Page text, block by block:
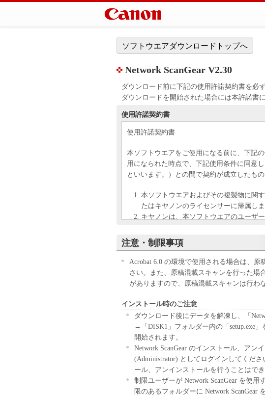
ソフトウエアダウンロードトップへ
Network ScanGear V2.30
ダウンロード前に下記の使用許諾契約書を必
ダウンロードを開始された場合には本許諾書
使用許諾契約書
使用許諾契約書
本ソフトウエアをご使用になる前に、下記
用になられた時点で、下記使用条件に同意
といいます。）との間で契約が成立したも
本ソフトウエアおよびその複製物に関
たはキヤノンのライセンサーに帰属しま
キヤノンは、本ソフトウエアのユーザ
アを使用する非独占的権利を許諾します
ユーザーは、本ソフトウエアの全部ま
ンジニアリング、逆コンパイルまたは
ん。
キヤノン、キヤノンマーケティングジ
と、もしくは有用であること、または
の他本ソフトウエアに関していかなる
キヤノン、キヤノンマーケティングジ
センサーは、本ソフトウエアの使用に
は間接的な損失、損害等について、い
いません。
ユーザーは、日本国政府または該当国
しに、本ソフトウエアの全部または一
りません。
注意・制限事項
Acrobat 6.0 の環境で使用される場合は、
さい。また、原稿混載スキャンを行った場
がありますので、原稿混載スキャンは行わ
インストール時のご注意
ダウンロード後にデータを解凍し、「
→「DISK1」フォルダー内の「setup.exe
開始されます。
Network ScanGear のインストール、アン
(Administrator) としてログインしてくだ
ール、アンインストールを行うことはでき
制限ユーザーが Network ScanGear を使
限のあるフォルダーに Network ScanGear